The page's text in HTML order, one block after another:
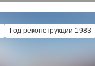
Год реконструкции 1983